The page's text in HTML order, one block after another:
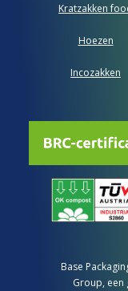
Kratzakken
Hoezen
Incozakken
Base
Group, een